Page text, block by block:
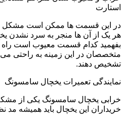
استارت
در این قسمت ها ممکن است مشکل
هر یک از آن ها منجر به سرد نشدن
بفهمید کدام قسمت معیوب است راه
متخصصان در این زمینه به راحتی می
تشخیص دهند.
نمایندگی تعمیرات یخچال سامسونگ
خرابی یخچال سامسونگ یکی از
خریداران این یخچال باید همیشه مد